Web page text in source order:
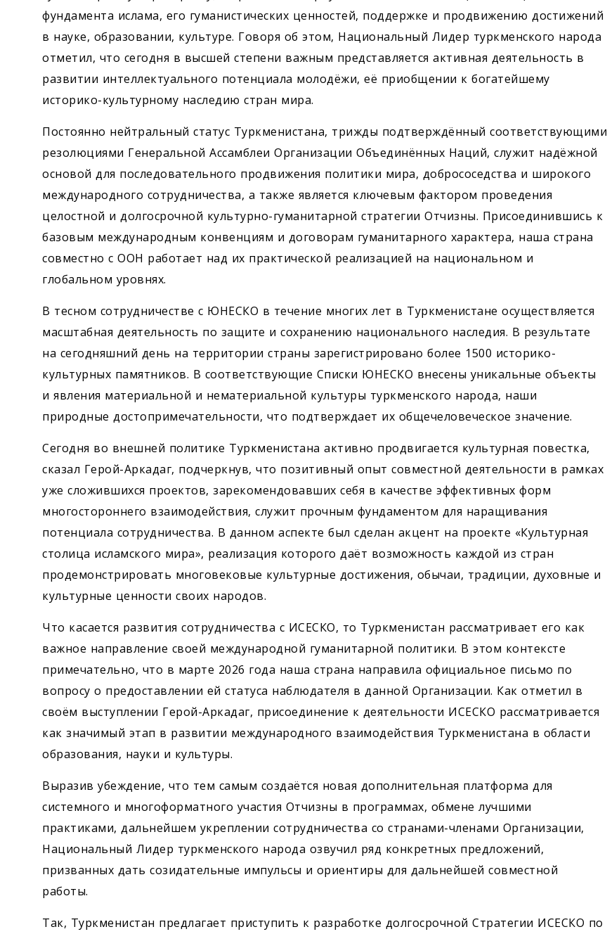
фундамента ислама, его гуманистических ценностей, поддержке и продвижению достижений
в науке, образовании, культуре. Говоря об этом, Национальный Лидер туркменского народа
отметил, что сегодня в высшей степени важным представляется активная деятельность в
развитии интеллектуального потенциала молодёжи, её приобщении к богатейшему
историко-культурному наследию стран мира.
Постоянно нейтральный статус Туркменистана, трижды подтверждённый соответствующими
резолюциями Генеральной Ассамблеи Организации Объединённых Наций, служит надёжной
основой для последовательного продвижения политики мира, добрососедства и широкого
международного сотрудничества, а также является ключевым фактором проведения
целостной и долгосрочной культурно-гуманитарной стратегии Отчизны. Присоединившись к
базовым международным конвенциям и договорам гуманитарного характера, наша страна
совместно с ООН работает над их практической реализацией на национальном и
глобальном уровнях.
В тесном сотрудничестве с ­ЮНЕСКО в течение многих лет в Туркменистане осуществляется
масштабная деятельность по защите и сохранению национального наследия. В результате
на сегодняшний день на территории страны зарегистрировано более 1500 историко-
культурных памятников. В соответствующие Списки ЮНЕСКО внесены уникальные объекты
и явления материальной и нематериальной культуры туркменского народа, наши
природные достопримечательности, что подтверждает их общечеловеческое значение.
Сегодня во внешней политике Туркменистана активно продвигается культурная повестка,
сказал Герой-Аркадаг, подчеркнув, что позитивный опыт совместной деятельности в рамках
уже сложившихся проектов, зарекомендовавших себя в качестве эффективных форм
многостороннего взаимодействия, служит прочным фундаментом для наращивания
потенциала сотрудничества. В данном аспекте был сделан акцент на проекте «Культурная
столица исламского мира», реализация которого даёт возможность каждой из стран
продемонстрировать многовековые культурные достижения, обычаи, традиции, духовные и
культурные ценности своих народов.
Что касается развития сотрудничества с ИСЕСКО, то Туркменистан рассматривает его как
важное направление своей международной гуманитарной политики. В этом контексте
примечательно, что в марте 2026 года наша страна направила официальное письмо по
вопросу о предоставлении ей статуса наблюдателя в данной Организации. Как отметил в
своём выступлении Герой-Аркадаг, присоединение к деятельности ИСЕСКО рассматривается
как значимый этап в развитии международного взаимодействия Туркменистана в области
образования, науки и культуры.
Выразив убеждение, что тем самым создаётся новая дополнительная платформа для
системного и многоформатного участия Отчизны в программах, обмене лучшими
практиками, дальнейшем укреплении сотрудничества со странами-членами Организации,
Национальный Лидер туркменского народа озвучил ряд конкретных предложений,
призванных дать созидательные импульсы и ориентиры для дальнейшей сов­местной
работы.
Так, Туркменистан предлагает приступить к разработке долгосрочной Стратегии ИСЕСКО по